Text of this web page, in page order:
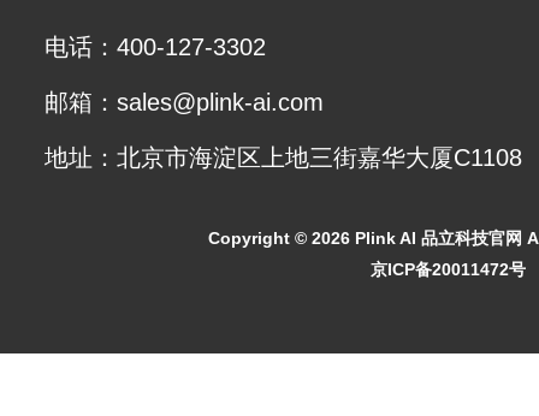
电话：400-127-3302
邮箱：sales@plink-ai.com
地址：北京市海淀区上地三街嘉华大厦C1108
Copyright © 2026 Plink AI 品立科技官网
京ICP备20011472号